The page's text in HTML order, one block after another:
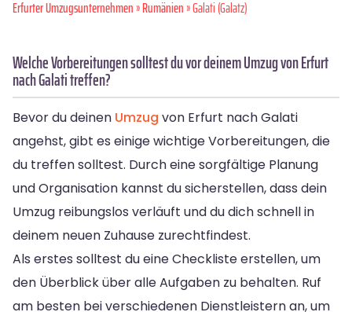
Erfurter Umzugsunternehmen»Rumänien» Galati (Galatz)
Welche Vorbereitungen solltest du vor deinem Umzug von Erfurt
nach Galati treffen?
Bevor du deinen Umzug von Erfurt nach Galati
angehst, gibt es einige wichtige Vorbereitungen, die
du treffen solltest. Durch eine sorgfältige Planung
und Organisation kannst du sicherstellen, dass dein
Umzug reibungslos verläuft und du dich schnell in
deinem neuen Zuhause zurechtfindest.
Als erstes solltest du eine Checkliste erstellen, um
den Überblick über alle Aufgaben zu behalten. Ruf
am besten bei verschiedenen Dienstleistern an, um